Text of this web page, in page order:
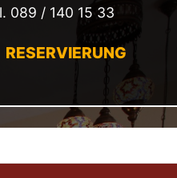
089 / 140 15 33
RESERVIERUNG